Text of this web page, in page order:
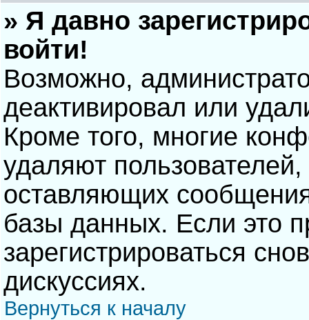
» Я давно
войти!
Возможно,
деактивировал или
Кроме того, многие
удаляют
оставляющих
базы данных. Если это
зарегистрироваться
дискуссиях.
Вернуться к началу